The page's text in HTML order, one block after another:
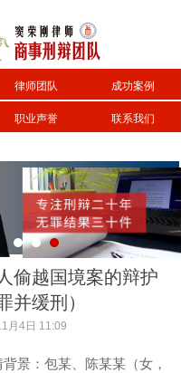
律师团队 成功案例
职业声誉 联系我们
偷越国境案的辩护
并缓刑）
月4日 11:09
景：包某、陈某某（女，